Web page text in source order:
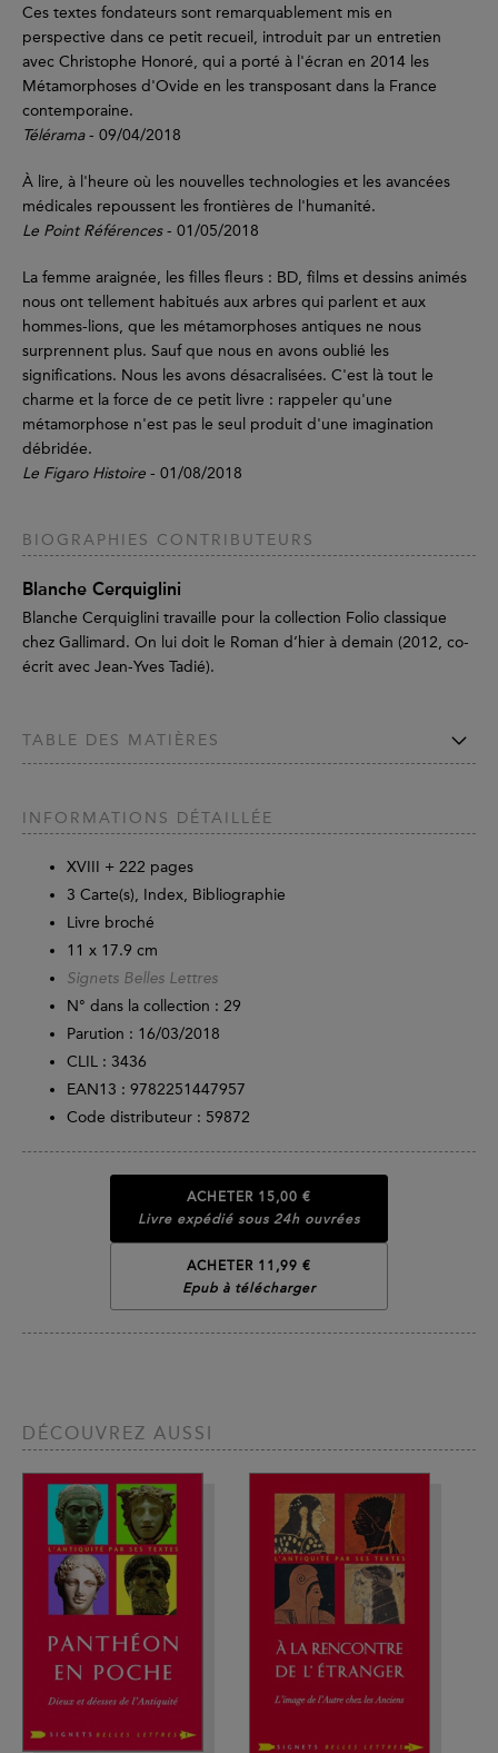
Ces textes fondateurs sont remarquablement mis en
perspective dans ce petit recueil, introduit par un entretien
avec Christophe Honoré, qui a porté à l'écran en 2014 les
Métamorphoses d'Ovide en les transposant dans la France
contemporaine.
Télérama- 09/04/2018
À lire, à l'heure où les nouvelles technologies et les avancées
médicales repoussent les frontières de l'humanité.
Le Point Références- 01/05/2018
La femme araignée, les filles fleurs : BD, films et dessins animés
nous ont tellement habitués aux arbres qui parlent et aux
hommes-lions, que les métamorphoses antiques ne nous
surprennent plus. Sauf que nous en avons oublié les
significations. Nous les avons désacralisées. C'est là tout le
charme et la force de ce petit livre : rappeler qu'une
métamorphose n'est pas le seul produit d'une imagination
débridée.
Le Figaro Histoire - 01/08/2018
BIOGRAPHIES CONTRIBUTEURS
Blanche Cerquiglini
Blanche Cerquiglini travaille pour la collection Folio classique
chez Gallimard. On lui doit le Roman d’hier à demain (2012, co-
écrit avec Jean-Yves Tadié).
TABLE DES MATIÈRES
INFORMATIONS DÉTAILLÉE
XVIII + 222 pages
3 Carte(s), Index, Bibliographie
Livre broché
11 x 17.9 cm
Signets Belles Lettres
N° dans la collection : 29
Parution : 16/03/2018
CLIL : 3436
EAN13 : 9782251447957
Code distributeur : 59872
ACHETER 15,00 €
Livre expédié sous 24h ouvrées
ACHETER 11,99 €
Epub à télécharger
DÉCOUVREZ AUSSI